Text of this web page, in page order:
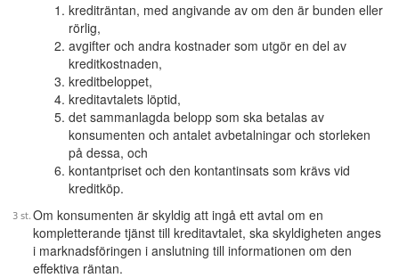
krediträntan, med angivande av om den är bunden eller
rörlig,
avgifter och andra kostnader som utgör en del av
kreditkostnaden,
kreditbeloppet,
kreditavtalets löptid,
det sammanlagda belopp som ska betalas av
konsumenten och antalet avbetalningar och storleken
på dessa, och
kontantpriset och den kontantinsats som krävs vid
kreditköp.
Om konsumenten är skyldig att ingå ett avtal om en
kompletterande tjänst till kreditavtalet, ska skyldigheten anges
i marknadsföringen i anslutning till informationen om den
effektiva räntan.